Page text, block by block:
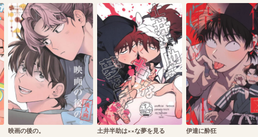
映画の後の。 土井半助は××な夢を見る 伊達に酔狂